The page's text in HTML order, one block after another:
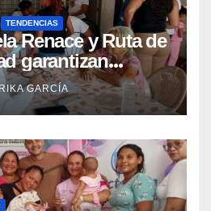
TENDENCIAS
Renace y Ruta de
garantizan
integral en
GARCÍA